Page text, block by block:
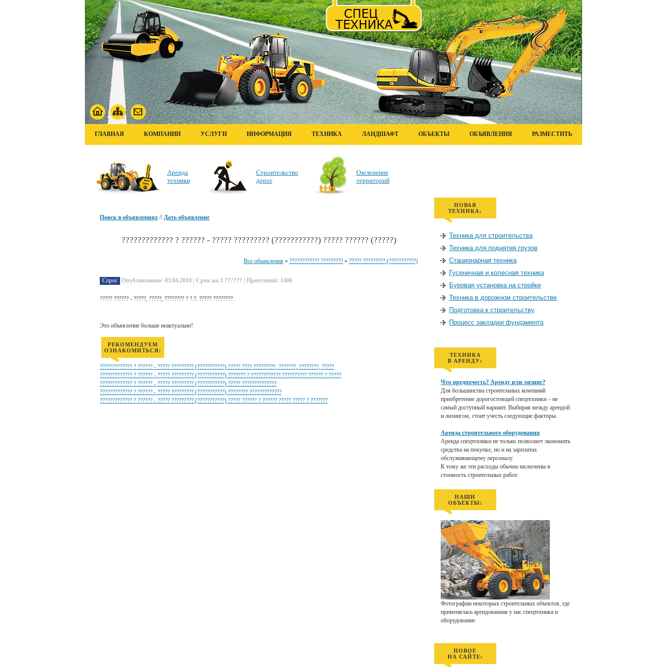
ГЛАВНАЯ КОМПАНИИ УСЛУГИ ИНФОРМАЦИЯ ТЕХНИКА ЛАНДШАФТ ОБЪЕКТЫ ОБЪЯВЛЕНИЯ РАЗМЕСТИТЬ
Аренда
техники
Строительство
дорог
Озеленение
территорий
Поиск в объявлениях //Дать объявление
????????????? ? ?????? - ????? ????????? (???????????) ????? ?????? (?????)
Все объявления » ???????????? ????????? » ????? ????????? (???????????)
Спрос Опубликовано: 03.04.2010 | Срок на 3 ?????? | Прочтений: 1406
????? ?????? - ?????, ?????, ???????? ? ?.?. ????? ????????.
Это объявление больше неактуально!
РЕКОМЕНДУЕМ
ОЗНАКОМИТЬСЯ:
????????????? ? ?????? - ????? ????????? (???????????) ????? ???? ?????????, ???????, ????????, ?????
????????????? ? ?????? - ????? ????????? (???????????) ??????? ? ???????????? ?????????? ?????? ? ?????
????????????? ? ?????? - ????? ????????? (???????????) ????? ??????????????
????????????? ? ?????? - ????? ????????? (???????????) ???????? ?????????????
????????????? ? ?????? - ????? ????????? (???????????) ????? ?????? ? ?????? ????? ????? ? ???????
НОВАЯ
ТЕХНИКА:
Техника для строительства
Техника для поднятия грузов
Стационарная техника
Гусеничная и колесная техника
Буровая установка на стройке
Техника в дорожном строительстве
Подготовка к строительству
Процесс закладки фундамента
ТЕХНИКА
В АРЕНДУ:
Что предпочесть? Аренду или лизинг?
Для большинства строительных компаний
приобретение дорогостоящей спецтехники – не
самый доступный вариант. Выбирая между арендой
и лизингом, стоит учесть следующие факторы.
Аренда строительного оборудования
Аренда спецтехники не только позволяет экономить
средства на покупке, но и на зарплатах
обслуживающему персоналу.
К тому же эти расходы обычно включены в
стоимость строительных работ.
НАШИ
ОБЪЕКТЫ:
Фотографии некоторых строительных объектов, где
применялась арендованная у нас спецтехника и
оборудование.
НОВОЕ
НА САЙТЕ: